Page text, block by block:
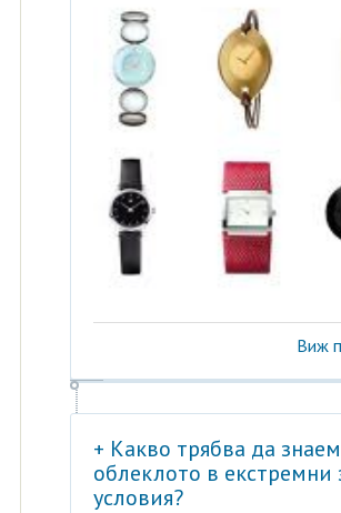
Виж
+ Какво трябва да
облеклото в екстремни
условия?